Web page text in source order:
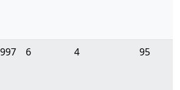
6 4 95